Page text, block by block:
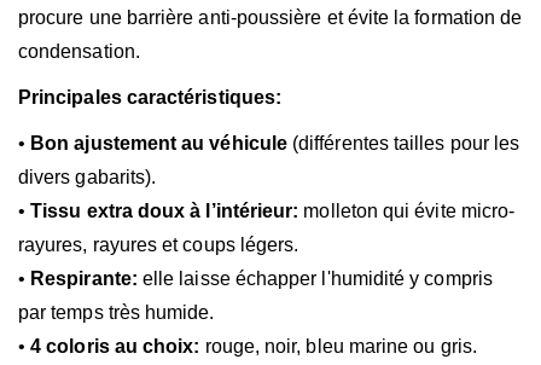
procure une barrière anti-poussière et évite la formation de
condensation.
Principales caractéristiques:
• Bon ajustement au véhicule(différentes tailles pour les
divers gabarits).
• Tissu extra doux à l’intérieur: molleton qui évite micro-
rayures, rayures et coups légers.
• Respirante: elle laisse échapper l'humidité y compris
par temps très humide.
•4 coloris au choix: rouge, noir, bleu marine ou gris.